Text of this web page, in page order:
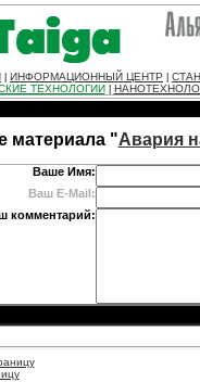
ИНФОРМАЦИОННЫЙ ЦЕНТР
ТЕХНОЛОГИИ
материала "Авария
Ваше Имя:
Ваш E-Mail:
комментарий: